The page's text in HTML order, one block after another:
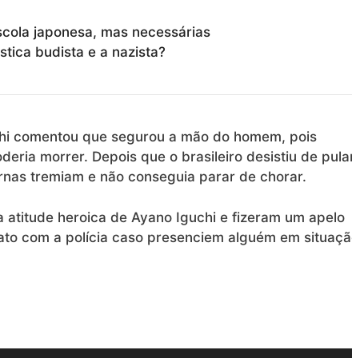
japonesa, mas necessárias
budista e a nazista?
comentou que segurou a mão do homem, pois
morrer. Depois que o brasileiro desistiu de
tremiam e não conseguia parar de chorar.
heroica de Ayano Iguchi e fizeram um apelo
com a polícia caso presenciem alguém em